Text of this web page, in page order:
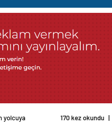
yolcuya çıkartıyoruz